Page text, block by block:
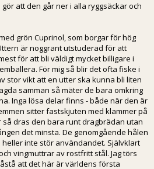
att den går ner i alla ryggsäckar och
grön Cuprinol, som borgar för hög
är noggrant utstuderad för att
för att bli väldigt mycket billigare i
För mig så blir det ofta fiske i
stor vikt att en utter ska kunna bli liten
samman så mäter de bara omkring
Inga lösa delar finns - både när den är
sitter fastskjuten med klammer på
dras den bara runt dragbrädan utan
det minsta. De genomgående hålen
inte stör användandet. Självklart
vingmuttrar av rostfritt stål. Jag törs
att det här är världens första